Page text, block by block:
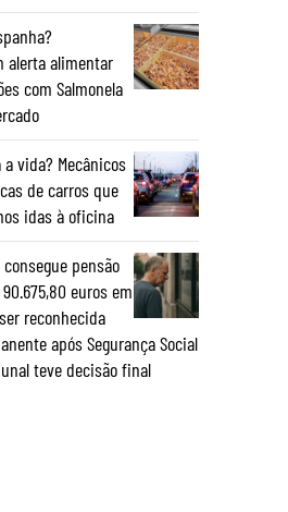
alerta alimentar
com Salmonela
vida? Mecânicos
de carros que
idas à oficina
pensão
euros em
reconhecida
após Segurança Social
teve decisão final